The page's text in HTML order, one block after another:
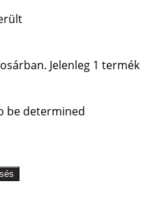
Jelenleg 1 termék
be determined